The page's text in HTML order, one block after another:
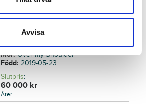
Avvisa
Osåld
Mimmi Lane
Far:Oasis Bi
Mor:Over My Shoulder
Född:2019-05-23
Slutpris:
60 000 kr
Åter